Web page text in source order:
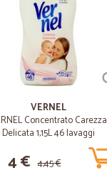
VERNEL
Concentrato Carezza
Delicata 1,15L 46 lavaggi
4 € 4,45 €